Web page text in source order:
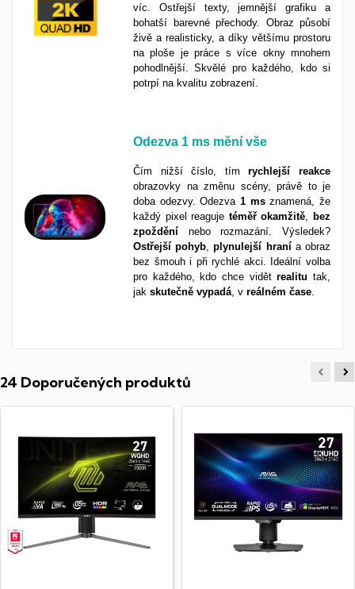
víc. Ostřejší texty, jemnější grafiku a
bohatší barevné přechody. Obraz působí
živě a realisticky, a díky většímu prostoru
na ploše je práce s více okny mnohem
pohodlnější. Skvělé pro každého, kdo si
potrpí na kvalitu zobrazení.
Odezva 1 ms mění vše
Čím nižší číslo, tímrychlejší
reakce
obrazovky na změnu scény, právě to je
doba odezvy. Odezva 1 msznamená, že
každý pixel reaguje téměř okamžitě ,bez
zpoždění nebo rozmazání. Výsledek?
Ostřejší pohyb ,plynulejší hranía obraz
bez šmouh i při rychlé akci. Ideální volba
pro každého, kdo chce vidětrealitu tak,
jak skutečně vypadá , v reálném čase
24 Doporučených produktů